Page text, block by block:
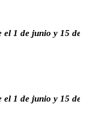
1 de junio y 15 de
1 de junio y 15 de